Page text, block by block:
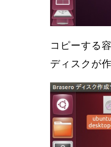
コピーする
ディスクが